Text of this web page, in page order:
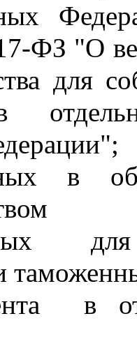
ФЗ "О
для
в
в